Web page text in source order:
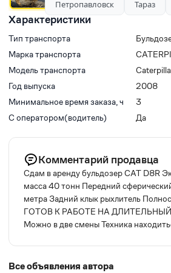
Характеристики
Тип транспорта
Марка транспорта
Модель транспорта
Год выпуска
2008
Минимальное время заказа, ч
3
С оператором(водитель)
Да
Комментарий продавца
Сдам в аренду бульдозер CAT D8R
масса 40 тонн Передний
метра Задний клык рыхлитель
ГОТОВ К РАБОТЕ НА
Можно в две смены Техника
Все объявления автора
Петропавловск Тараз